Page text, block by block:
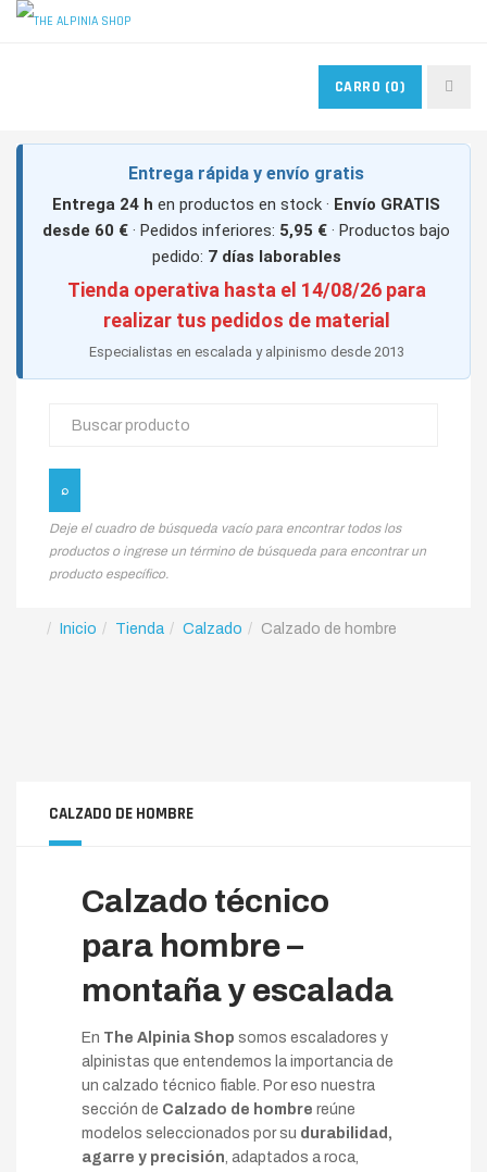
CONTACTO
CARRO (0)
Entrega rápida y envío gratis
Entrega 24 h en productos en stock · Envío GRATIS
desde 60 € · Pedidos inferiores: 5,95 € · Productos bajo
pedido: 7 días laborables
Tienda operativa hasta el 14/08/26 para
realizar tus pedidos de material
Especialistas en escalada y alpinismo desde 2013
Deje el cuadro de búsqueda vacío para encontrar todos los
productos o ingrese un término de búsqueda para encontrar un
producto específico.
Inicio Tienda Calzado Calzado de hombre
CALZADO DE HOMBRE
Calzado técnico
para hombre –
montaña y escalada
En The Alpinia Shop somos escaladores y
alpinistas que entendemos la importancia de
un calzado técnico fiable. Por eso nuestra
sección de Calzado de hombre reúne
modelos seleccionados por su durabilidad,
agarre y precisión, adaptados a roca,